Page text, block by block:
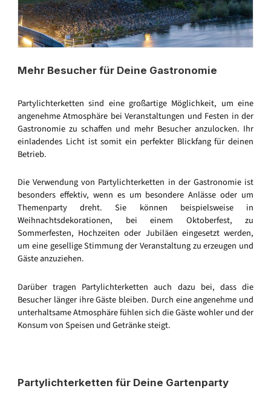
Mehr Besucher für Deine Gastronomie
Partylichterketten sind eine großartige Möglichkeit, um eine
angenehme Atmosphäre bei Veranstaltungen und Festen in der
Gastronomie zu schaffen und mehr Besucher anzulocken. Ihr
einladendes Licht ist somit ein perfekter Blickfang für deinen
Betrieb.
Die Verwendung von Partylichterketten in der Gastronomie ist
besonders effektiv, wenn es um besondere Anlässe oder um
Themenparty dreht. Sie können beispielsweise in
Weihnachtsdekorationen, bei einem Oktoberfest, zu
Sommerfesten, Hochzeiten oder Jubiläen eingesetzt werden,
um eine gesellige Stimmung der Veranstaltung zu erzeugen und
Gäste anzuziehen.
Darüber tragen Partylichterketten auch dazu bei, dass die
Besucher länger ihre Gäste bleiben. Durch eine angenehme und
unterhaltsame Atmosphäre fühlen sich die Gäste wohler und der
Konsum von Speisen und Getränke steigt.
Partylichterketten für Deine Gartenparty